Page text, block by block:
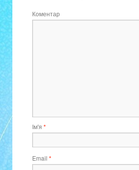
Коментар
Ім'я *
Email *